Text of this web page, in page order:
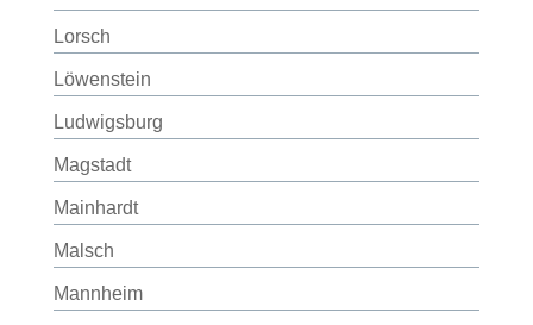
Lorsch
Löwenstein
Ludwigsburg
Magstadt
Mainhardt
Malsch
Mannheim